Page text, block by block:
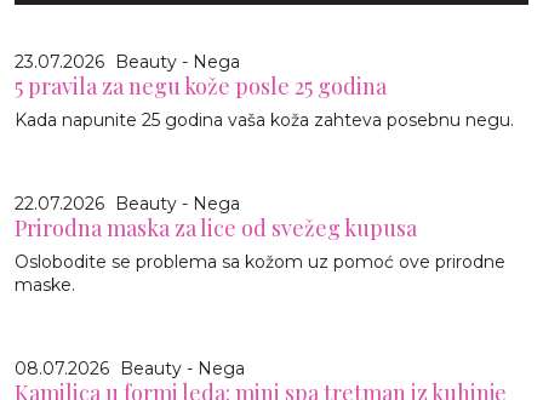
23.07.2026 Beauty - Nega
5 pravila za negu kože posle 25 godina
Kada napunite 25 godina vaša koža zahteva posebnu negu.
22.07.2026 Beauty - Nega
Prirodna maska za lice od svežeg kupusa
Oslobodite se problema sa kožom uz pomoć ove prirodne
maske.
08.07.2026 Beauty - Nega
Kamilica u formi leda: mini spa tretman iz kuhinje